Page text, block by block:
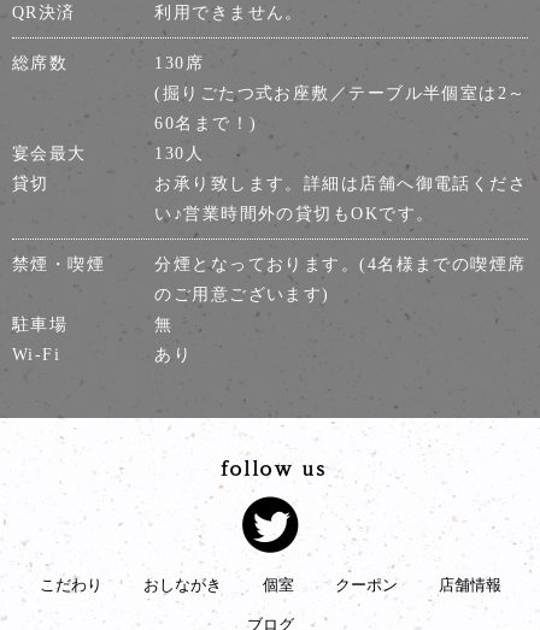
QR決済
利用できません。
総席数
130席
(掘りごたつ式お座敷／テーブル半個室は2～
60名まで！)
宴会最大
130人
貸切
お承り致します。詳細は店舗へ御電話くださ
い♪営業時間外の貸切もOKです。
禁煙・喫煙
分煙となっております。(4名様までの喫煙席
のご用意ございます)
駐車場
無
Wi-Fi
あり
こだわり おしながき 個室 クーポン 店舗情報
ブログ